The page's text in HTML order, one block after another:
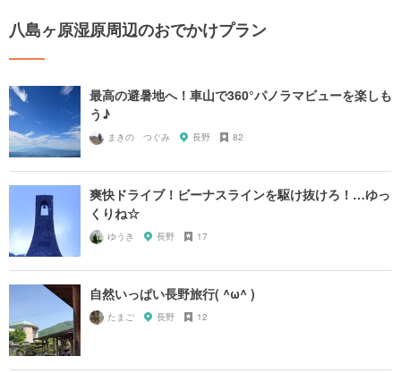
八島ヶ原湿原周辺のおでかけプラン
最高の避暑地へ！車山で360°パノラマビューを楽しも
う♪
まきの つぐみ 長野 82
爽快ドライブ！ビーナスラインを駆け抜けろ！…ゆっ
くりね☆
ゆうき 長野 17
自然いっぱい長野旅行( ^ω^ )
たまご 長野 12